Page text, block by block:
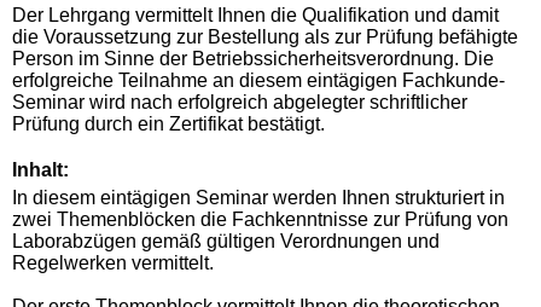
Der Lehrgang vermittelt Ihnen die Qualifikation und damit
die Voraussetzung zur Bestellung als zur Prüfung befähigte
Person im Sinne der Betriebssicherheitsverordnung. Die
erfolgreiche Teilnahme an diesem eintägigen Fachkunde-
Seminar wird nach erfolgreich abgelegter schriftlicher
Prüfung durch ein Zertifikat bestätigt.
Inhalt:
In diesem eintägigen Seminar werden Ihnen strukturiert in
zwei Themenblöcken die Fachkenntnisse zur Prüfung von
Laborabzügen gemäß gültigen Verordnungen und
Regelwerken vermittelt.